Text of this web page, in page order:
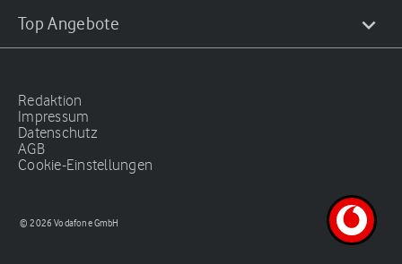
Top Angebote
Redaktion
Impressum
Datenschutz
AGB
Cookie-Einstellungen
© 2026 Vodafone GmbH